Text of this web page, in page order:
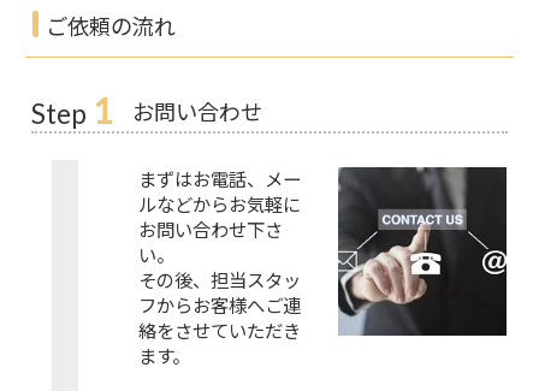
ご依頼の流れ
Step 1 お問い合わせ
まずはお電話、メー
ルなどからお気軽に
お問い合わせ下さ
い。
その後、担当スタッ
フからお客様へご連
絡をさせていただき
ます。